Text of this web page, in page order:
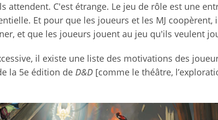
attendent. C'est étrange. Le jeu de rôle est une
Et pour que les joueurs et les MJ coopèrent,
et que les joueurs jouent au jeu qu'ils veulent
il existe une liste des motivations des
la 5e édition de D&D [comme le théâtre,